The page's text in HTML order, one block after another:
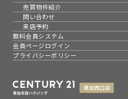
売買物件紹介
問い合わせ
来店予約
無料会員システム
会員ページログイン
プライバシーポリシー